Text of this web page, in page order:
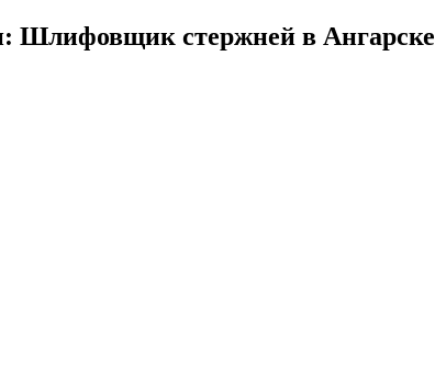
Шлифовщик стержней в Ангарске